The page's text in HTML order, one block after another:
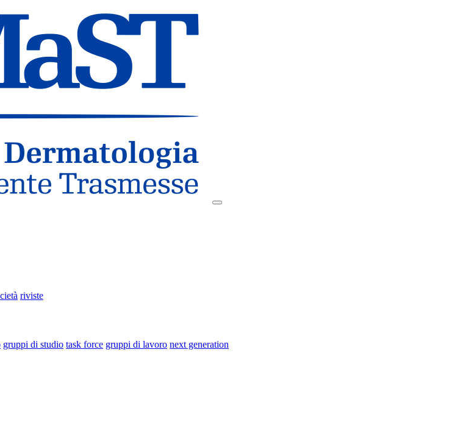
riviste
gruppi di studio task force gruppi di lavoro next generation